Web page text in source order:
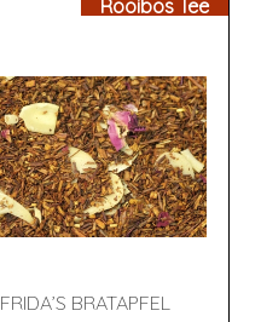
Rooibos Tee
FRIDA’S BRAT­AP­FEL